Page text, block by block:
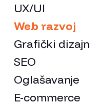
UX/UI
Web razvoj
Grafički dizajn
SEO
Oglašavanje
E-commerce